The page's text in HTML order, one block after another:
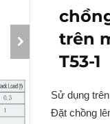
trên
T53-1
Sử dụng
Đặt chồng